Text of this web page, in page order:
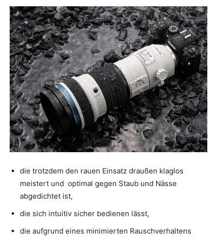
die trotzdem den rauen Einsatz draußen klaglos
meistert und optimal gegen Staub und Nässe
abgedichtet ist,
die sich intuitiv sicher bedienen lässt,
die aufgrund eines minimierten Rauschverhaltens